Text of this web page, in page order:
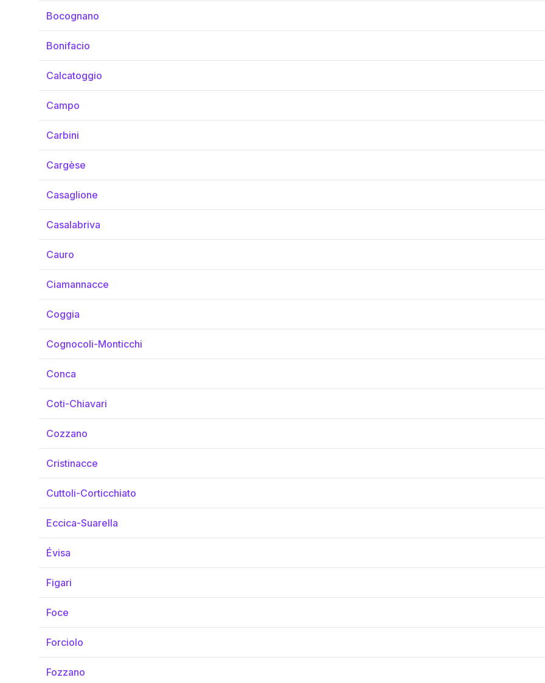
Bocognano
Bonifacio
Calcatoggio
Campo
Carbini
Cargèse
Casaglione
Casalabriva
Cauro
Ciamannacce
Coggia
Cognocoli-Monticchi
Conca
Coti-Chiavari
Cozzano
Cristinacce
Cuttoli-Corticchiato
Eccica-Suarella
Évisa
Figari
Foce
Forciolo
Fozzano